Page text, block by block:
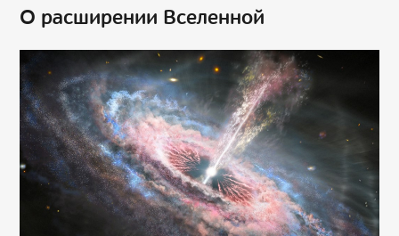
О расширении Вселенной